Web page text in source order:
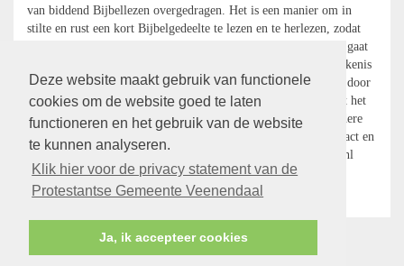
Deze website maakt gebruik van functionele
cookies om de website goed te laten
functioneren en het gebruik van de website
te kunnen analyseren.
Klik hier voor de privacy statement van de
Protestantse Gemeente Veenendaal
Ja, ik accepteer cookies
van biddend Bijbellezen overgedragen. Het is een manier om in
stilte en rust een kort Bijbelgedeelte te lezen en te herlezen, zodat
het een Woord van God voor jou persoonlijk kan worden. Het gaat
er bij Lectio Divina dus niet om dat je de oorspronkelijke betekenis
van de tekst leert kennen, maar dat je God de ruimte geeft om door
deze tekst dichterbij te komen. Dat vraagt rust en geduld, want het
leert je om te luisteren met je hart. Bij aanmelding krijg je nadere
informatie óver de (vier stappen van) de Lectio Divina. | Contact en
aanmelden: Ds. John Boogaard, 543990, j.a.boogaard@ziggo.nl
terug